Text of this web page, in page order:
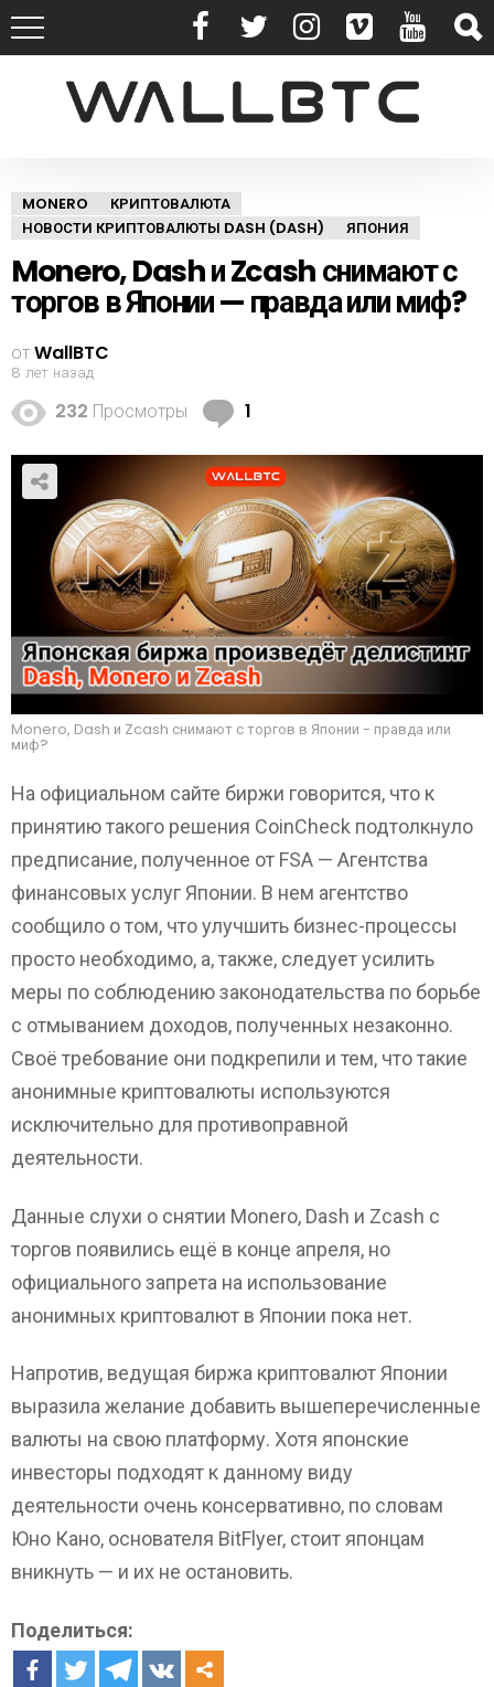
MONERO
КРИПТОВАЛЮТА
НОВОСТИ КРИПТОВАЛЮТЫ DASH (DASH)
ЯПОНИЯ
Monero, Dash и Zcash снимают с
торгов в Японии — правда или миф?
отWallBTC
8 лет назад
232 Просмотры 1
м
е
н
т
а
р
и
й
Monero, Dash и Zcash снимают с торгов в Японии - правда или
миф?
На официальном сайте биржи говорится, что к
принятию такого решения CoinCheck подтолкнуло
предписание, полученное от FSA — Агентства
финансовых услуг Японии. В нем агентство
сообщило о том, что улучшить бизнес-процессы
просто необходимо, а, также, следует усилить
меры по соблюдению законодательства по борьбе
с отмыванием доходов, полученных незаконно.
Своё требование они подкрепили и тем, что такие
анонимные криптовалюты используются
исключительно для противоправной
деятельности.
Данные слухи о снятии Monero, Dash и Zcash с
торгов появились ещё в конце апреля, но
официального запрета на использование
анонимных криптовалют в Японии пока нет.
Напротив, ведущая биржа криптовалют Японии
выразила желание добавить вышеперечисленные
валюты на свою платформу. Хотя японские
инвесторы подходят к данному виду
деятельности очень консервативно, по словам
Юно Кано, основателя BitFlyer, стоит японцам
вникнуть — и их не остановить.
Поделиться: